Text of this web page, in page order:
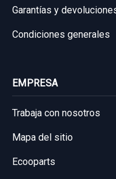
Garantías y
Condiciones generales
EMPRESA
Trabaja con nosotros
Mapa del sitio
Ecooparts